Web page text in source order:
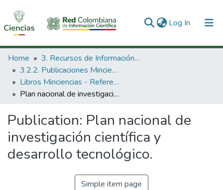
Log In (current)
Communities & Collections
All of DSpace
Statistics
Home
3. Recursos de Información Científica y Tecnológica
3.2.2. Publicaciones Minciencias
Libros Minciencias - Referenciales
Plan nacional de investigación científica y desarrollo tecnológico.
Publication: Plan nacional de
investigación científica y
desarrollo tecnológico.
Simple item page